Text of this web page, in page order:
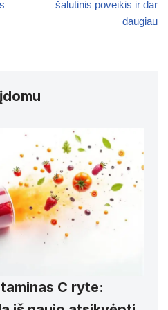
šalutinis poveikis ir dar
daugiau
C ryte: